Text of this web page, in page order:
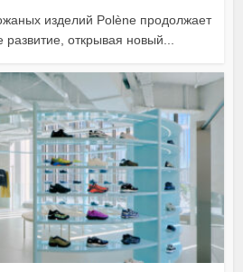
изделий Polène продолжает
открывая новый...